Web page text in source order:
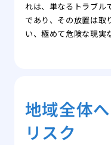
れは、単なるトラブル
であり、その放置は取
い、極めて危険な現実
地域全体
リスク